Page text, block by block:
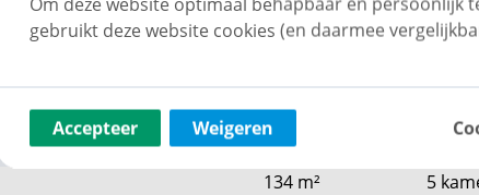
116m² 4
134m² 5
141 5
134m²
134 m² 5
gebruikt deze website cookies (en daarmee
Accepteer Weigeren